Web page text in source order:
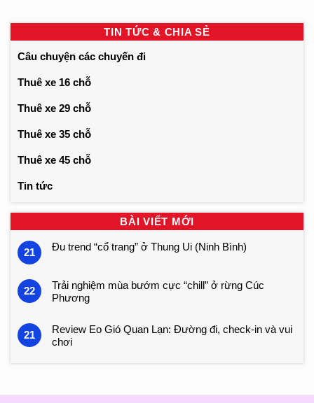
TIN TỨC & CHIA SẺ
Câu chuyện các chuyến đi
Thuê xe 16 chỗ
Thuê xe 29 chỗ
Thuê xe 35 chỗ
Thuê xe 45 chỗ
Tin tức
BÀI VIẾT MỚI
21 Đu trend “cổ trang” ở Thung Ui (Ninh Bình)
22
Trải nghiệm mùa bướm cực “chill” ở rừng Cúc
Phương
21
Review Eo Gió Quan Lạn: Đường đi, check-in và vui
chơi